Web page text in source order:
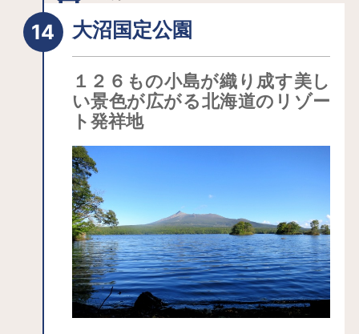
た竪穴建物跡は、床を深く掘り込んだ
大型のものが多く、クジラやオットセ
イの骨やクリなどが出土しています。
多数の竪穴建物跡からは、縄文時代中
期初頭から末葉(紀元前3,000年から紀
元前2,000年頃)にかけての連続した変
遷を辿ることができます。 盛土遺構か
らは多量の遺物が出土しており、いわ
ゆる「捨て場」として機能するととも
に、古来より日本人が有したアニミズ
ム的な観念やアイヌ民族の「送り」に
も通じる概念が存在していたことが伺
えます。捨て場であり祭祀の場と考え
大沼国定公園
１２６もの小島が織り成す美し
い景色が広がる北海道のリゾー
ト発祥地